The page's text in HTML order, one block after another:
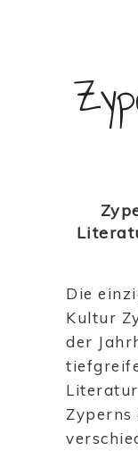
Die
Kultur
der
Zyperns